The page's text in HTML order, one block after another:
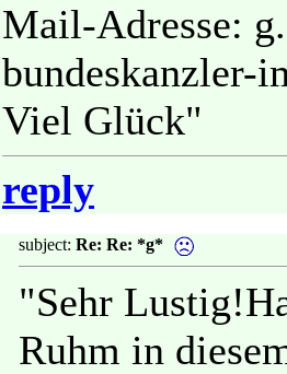
Mail-Adresse:
bundeskanzler-
Viel Glück"
reply
subject: Re: Re: *g*
"Sehr
Ruhm in